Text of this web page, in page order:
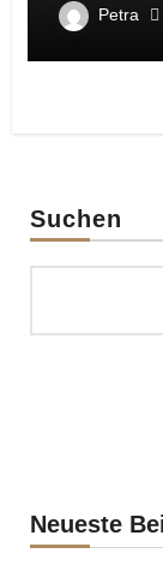
Petra
Suchen
Neueste